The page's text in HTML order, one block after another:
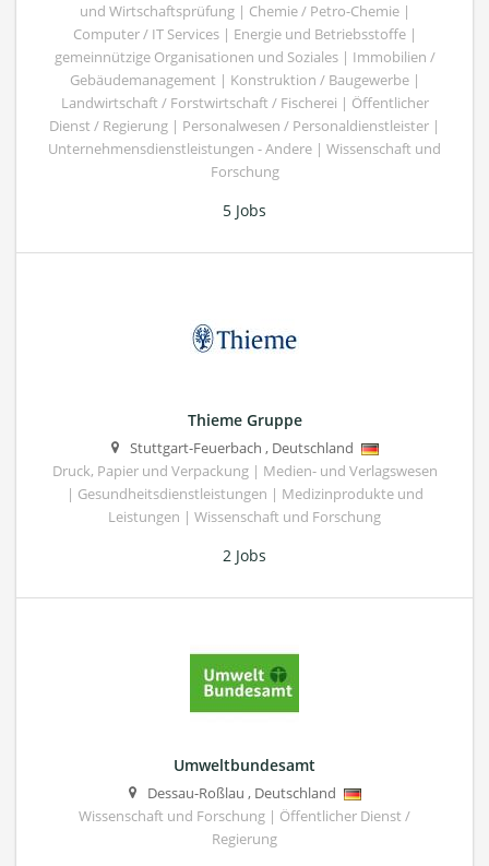
und Wirtschaftsprüfung | Chemie / Petro-Chemie |
Computer / IT Services | Energie und Betriebsstoffe |
gemeinnützige Organisationen und Soziales | Immobilien /
Gebäudemanagement | Konstruktion / Baugewerbe |
Landwirtschaft / Forstwirtschaft / Fischerei | Öffentlicher
Dienst / Regierung | Personalwesen / Personaldienstleister |
Unternehmensdienstleistungen - Andere | Wissenschaft und
Forschung
5 Jobs
Thieme Gruppe
Stuttgart-Feuerbach , Deutschland
Druck, Papier und Verpackung | Medien- und Verlagswesen
| Gesundheitsdienstleistungen | Medizinprodukte und
Leistungen | Wissenschaft und Forschung
2 Jobs
Umweltbundesamt
Dessau-Roßlau , Deutschland
Wissenschaft und Forschung | Öffentlicher Dienst /
Regierung